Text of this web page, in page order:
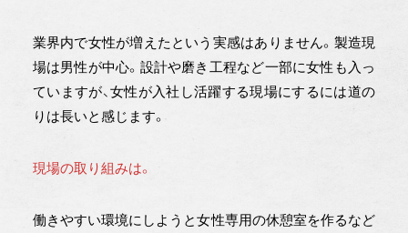
業界内で女性が増えたという実感はありません。製造現
場は男性が中心。設計や磨き工程など一部に女性も入っ
ていますが、女性が入社し活躍する現場にするには道の
りは長いと感じます。
現場の取り組みは。
働きやすい環境にしようと女性専用の休憩室を作るなど